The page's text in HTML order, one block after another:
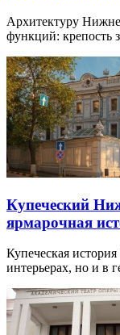
Архитектуру
функций:
Купеческий
ярмарочная
Купеческая
интерьерах, но и в